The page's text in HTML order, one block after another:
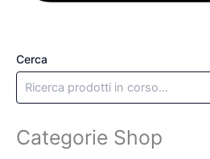
Cerca
Categorie Shop